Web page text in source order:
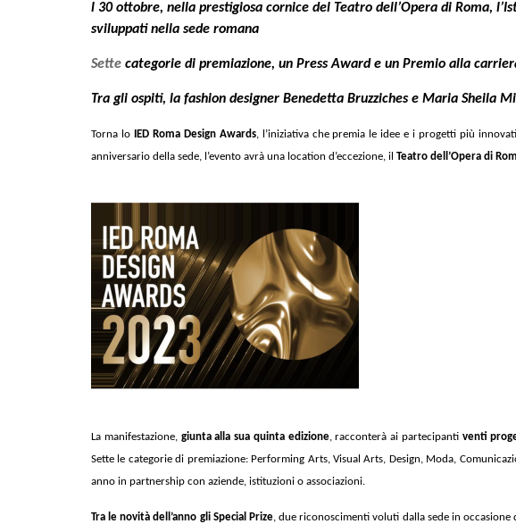
l 30 ottobre, nella prestigiosa cornice del Teatro dell’Opera di Roma,
sviluppati nella sede romana
Sette categorie di premiazione, un Press Award e un Premio alla
Tra gli ospiti, la fashion designer Benedetta Bruzziches e Maria Sheila
Torna lo IED Roma Design Awards, l’iniziativa che premia le idee e i progetti più
anniversario della sede, l’evento avrà una location d’eccezione, il Teatro dell’Opera di
La manifestazione, giunta alla sua quinta edizione, racconterà ai partecipanti venti
Sette le categorie di premiazione: Performing Arts, Visual Arts, Design, Moda,
anno in partnership con aziende, istituzioni o associazioni.
Tra le novità dell’anno gli Special Prize, due riconoscimenti voluti dalla sede in occasione